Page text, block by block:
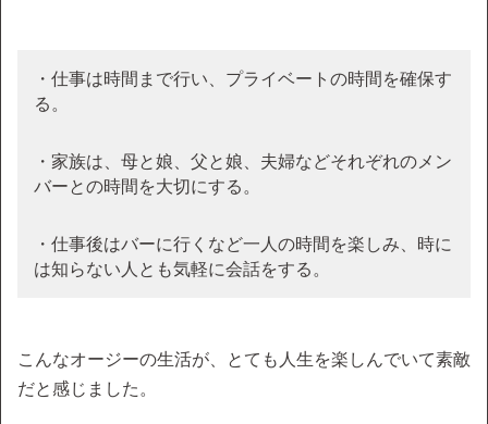
・仕事は時間まで行い、プライベートの時間を確保す
る。
・家族は、母と娘、父と娘、夫婦などそれぞれのメン
バーとの時間を大切にする。
・仕事後はバーに行くなど一人の時間を楽しみ、時に
は知らない人とも気軽に会話をする。
こんなオージーの生活が、とても人生を楽しんでいて素敵
だと感じました。